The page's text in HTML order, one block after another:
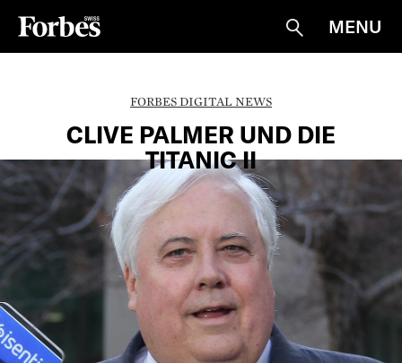
Suche
MENU
FORBES DIGITAL NEWS
CLIVE PALMER UND DIE
TITANIC II